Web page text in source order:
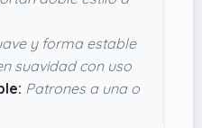
de plástico. Además,
las instrucciones y
va quedando más
puede ganar
sin complicarte la
sin pasarte
y forma estable
suavidad con uso
Patrones a una o